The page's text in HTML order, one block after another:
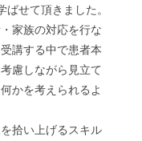
せて頂きました。
家族の対応を行な
講する中で患者本
慮しながら見立て
かを考えられるよ
拾い上げるスキル